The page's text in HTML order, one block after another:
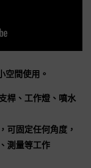
空間使用。
桿、工作燈、噴水
可固定任何角度，
測量等工作